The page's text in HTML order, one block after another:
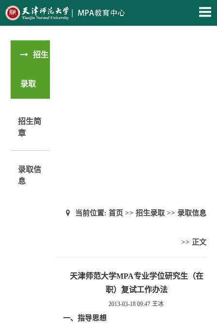
招生
录取
招生简
章
录取信
息
当前位置: 首页 >> 招生录取>> 录取信息
>> 正文
天津师范大学MPA专业学位研究生（在
职）复试工作办法
2013-03-18 09:47 王冰
一、指导思想